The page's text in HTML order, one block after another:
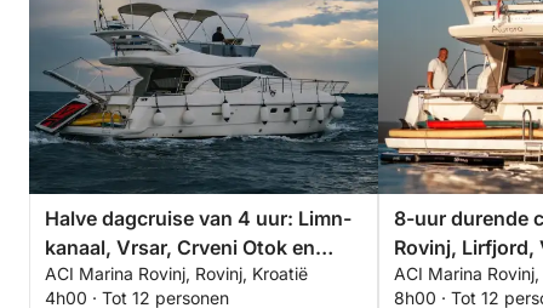
Halve dagcruise van 4 uur: Limn-
kanaal, Vrsar, Crveni Otok en
meer met drankjes en snacks
ACI Marina Rovinj, Rovinj, Kroatië
4h00 · Tot 12 personen
8-uur durende
Rovinj, Lirfjord,
drankjes,
ACI Marina
8h00 · Tot 12